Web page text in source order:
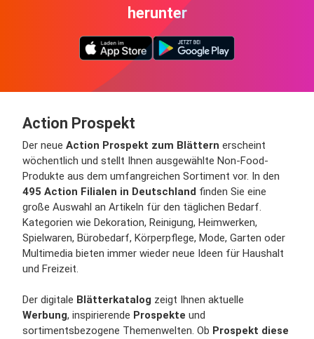
herunter
Action Prospekt
Der neue Action Prospekt zum Blättern erscheint
wöchentlich und stellt Ihnen ausgewählte Non-Food-
Produkte aus dem umfangreichen Sortiment vor. In den
495 Action Filialen in Deutschland finden Sie eine
große Auswahl an Artikeln für den täglichen Bedarf.
Kategorien wie Dekoration, Reinigung, Heimwerken,
Spielwaren, Bürobedarf, Körperpflege, Mode, Garten oder
Multimedia bieten immer wieder neue Ideen für Haushalt
und Freizeit.
Der digitale Blätterkatalog zeigt Ihnen aktuelle
Werbung, inspirierende Prospekte und
sortimentsbezogene Themenwelten. Ob Prospekt diese